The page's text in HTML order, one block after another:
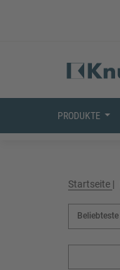
PRODUKTE
Startseite